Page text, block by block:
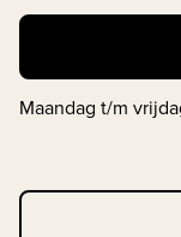
Maandag t/m